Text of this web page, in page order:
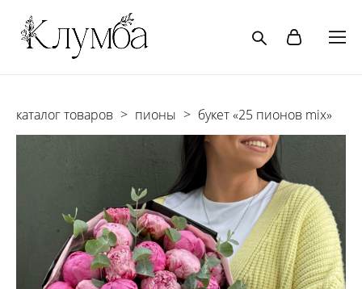
каталог товаров > пионы > букет «25 пионов mix»